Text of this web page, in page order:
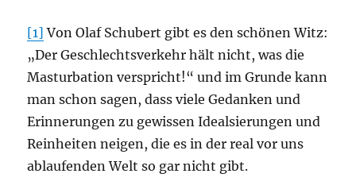
[1] Von Olaf Schubert gibt es den schönen Witz:
„Der Geschlechtsverkehr hält nicht, was die
Masturbation verspricht!“ und im Grunde kann
man schon sagen, dass viele Gedanken und
Erinnerungen zu gewissen Idealsierungen und
Reinheiten neigen, die es in der real vor uns
ablaufenden Welt so gar nicht gibt.